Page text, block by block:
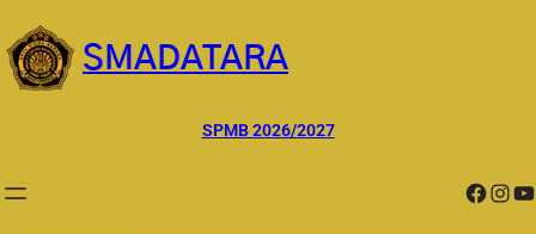
ke
konten
SMADATARA
SPMB 2026/2027
Facebook InstagramYouTube